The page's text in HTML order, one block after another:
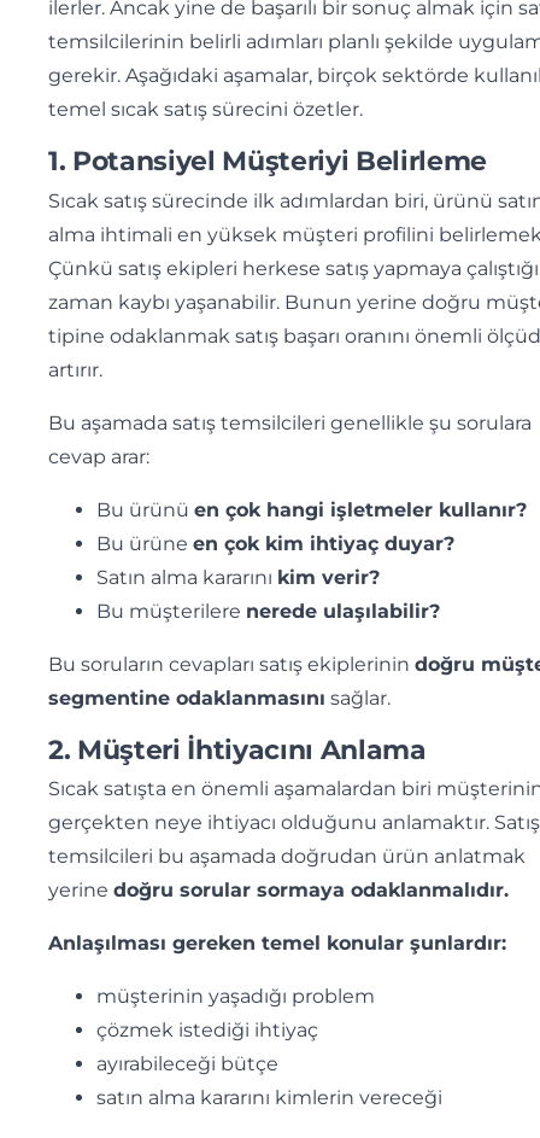
ilerler. Ancak yine de başarılı bir sonuç almak için
temsilcilerinin belirli adımları planlı şekilde
gerekir. Aşağıdaki aşamalar, birçok sektörde
temel sıcak satış sürecini özetler.
1. Potansiyel Müşteriyi Belirleme
Sıcak satış sürecinde ilk adımlardan biri, ürünü
alma ihtimali en yüksek müşteri profilini
Çünkü satış ekipleri herkese satış yapmaya
zaman kaybı yaşanabilir. Bunun yerine doğru
tipine odaklanmak satış başarı oranını önemli
artırır.
Bu aşamada satış temsilcileri genellikle şu sorulara
cevap arar:
Bu ürünü en çok hangi işletmeler kullanır?
Bu ürüne en çok kim ihtiyaç duyar?
Satın alma kararını kim verir?
Bu müşterilere nerede ulaşılabilir?
Bu soruların cevapları satış ekiplerinin doğru
segmentine odaklanmasını sağlar.
2. Müşteri İhtiyacını Anlama
Sıcak satışta en önemli aşamalardan biri
gerçekten neye ihtiyacı olduğunu anlamaktır. Satış
temsilcileri bu aşamada doğrudan ürün anlatmak
yerine doğru sorular sormaya odaklanmalıdır.
Anlaşılması gereken temel konular şunlardır:
müşterinin yaşadığı problem
çözmek istediği ihtiyaç
ayırabileceği bütçe
satın alma kararını kimlerin vereceği